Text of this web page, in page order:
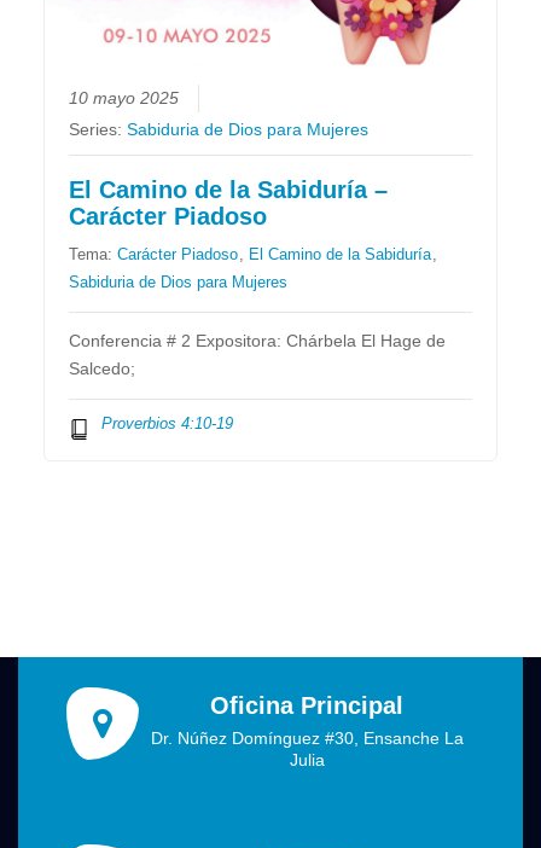
10 mayo 2025
Series:Sabiduria de Dios para Mujeres
El Camino de la Sabiduría –
Carácter Piadoso
Tema:Carácter Piadoso, El Camino de la Sabiduría,
Sabiduria de Dios para Mujeres
Conferencia # 2 Expositora: Chárbela El Hage de
Salcedo;
Proverbios 4:10-19
Oficina Principal
Dr. Núñez Domínguez #30, Ensanche La
Julia